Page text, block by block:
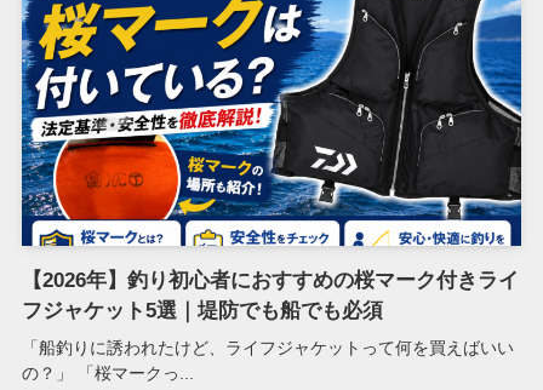
【2026年】釣り初心者におすすめの桜マーク付きライ
フジャケット5選｜堤防でも船でも必須
「船釣りに誘われたけど、ライフジャケットって何を買えばいい
の？」 「桜マークっ...